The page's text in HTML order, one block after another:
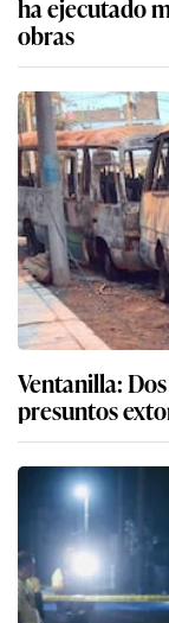
ha ejecutado
obras
Ventanilla:
presuntos